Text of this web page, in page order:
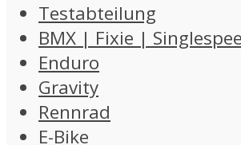
Testabteilung
BMX | Fixie |
Enduro
Gravity
Rennrad
E-Bike